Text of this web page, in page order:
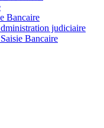
Bancaire
judiciaire
Bancaire